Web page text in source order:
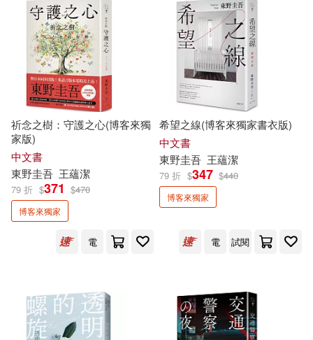
祈念之樹：守護之心(博客來獨
家版)
中文書
東野圭吾 王蘊潔
79 折 $371 $470
博客來獨家
電
希望之線(博客來獨家書衣版)
中文書
東野圭吾 王蘊潔
79 折 $347 $440
博客來獨家
電 試閱